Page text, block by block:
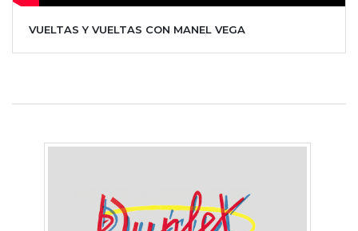
VUELTAS Y VUELTAS CON MANEL VEGA